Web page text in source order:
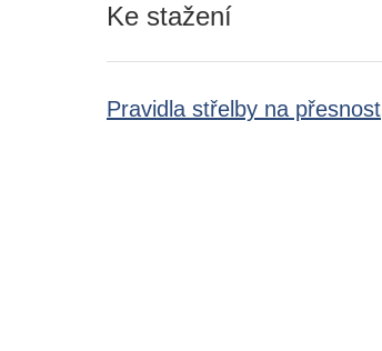
Ke stažení
Pravidla střelby na přesnost